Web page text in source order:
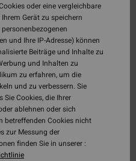
oder eine vergleichbare
Gerät zu speichern
und Ihre IP-Adresse) können
Beiträge und Inhalte zu
und Inhalten zu
zu erfahren, um die
und zu verbessern. Sie
Sie Cookies, die Ihrer
ablehnen oder sich
betreffenden Cookies nicht
zur Messung der
finden Sie in unserer :